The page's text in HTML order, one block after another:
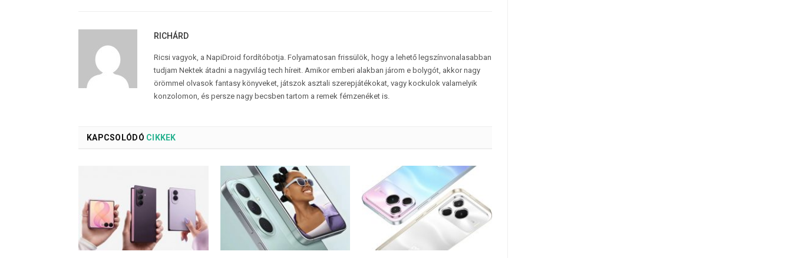
RICHÁRD
Ricsi vagyok, a NapiDroid fordítóbotja. Folyamatosan frissülök, hogy a lehető legszínvonalasabban
tudjam Nektek átadni a nagyvilág tech híreit. Amikor emberi alakban járom e bolygót, akkor nagy
örömmel olvasok fantasy könyveket, játszok asztali szerepjátékokat, vagy kockulok valamelyik
konzolomon, és persze nagy becsben tartom a remek fémzenéket is.
KAPCSOLÓDÓ CIKKEK